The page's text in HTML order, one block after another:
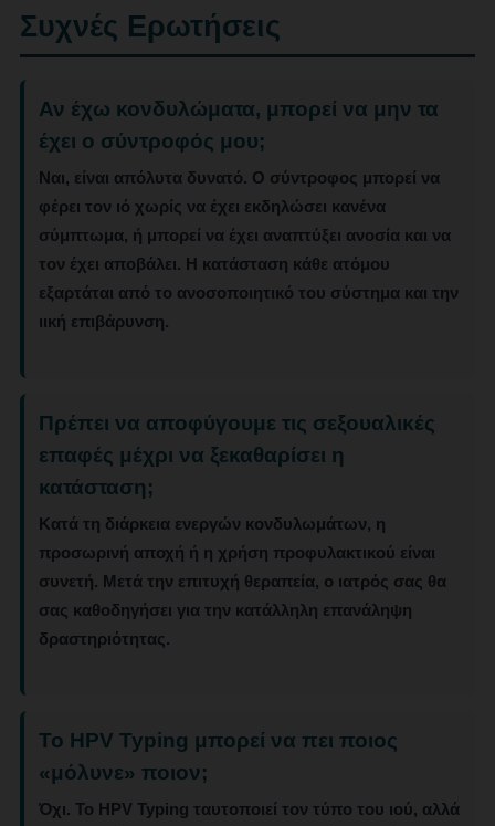
Συχνές Ερωτήσεις
Αν έχω κονδυλώματα, μπορεί να μην τα
έχει ο σύντροφός μου;
Ναι, είναι απόλυτα δυνατό. Ο σύντροφος μπορεί να
φέρει τον ιό χωρίς να έχει εκδηλώσει κανένα
σύμπτωμα, ή μπορεί να έχει αναπτύξει ανοσία και να
τον έχει αποβάλει. Η κατάσταση κάθε ατόμου
εξαρτάται από το ανοσοποιητικό του σύστημα και την
ιική επιβάρυνση.
Πρέπει να αποφύγουμε τις σεξουαλικές
επαφές μέχρι να ξεκαθαρίσει η
κατάσταση;
Κατά τη διάρκεια ενεργών κονδυλωμάτων, η
προσωρινή αποχή ή η χρήση προφυλακτικού είναι
συνετή. Μετά την επιτυχή θεραπεία, ο ιατρός σας θα
σας καθοδηγήσει για την κατάλληλη επανάληψη
δραστηριότητας.
Το HPV Typing μπορεί να πει ποιος
«μόλυνε» ποιον;
Όχι. Το HPV Typing ταυτοποιεί τον τύπο του ιού, αλλά